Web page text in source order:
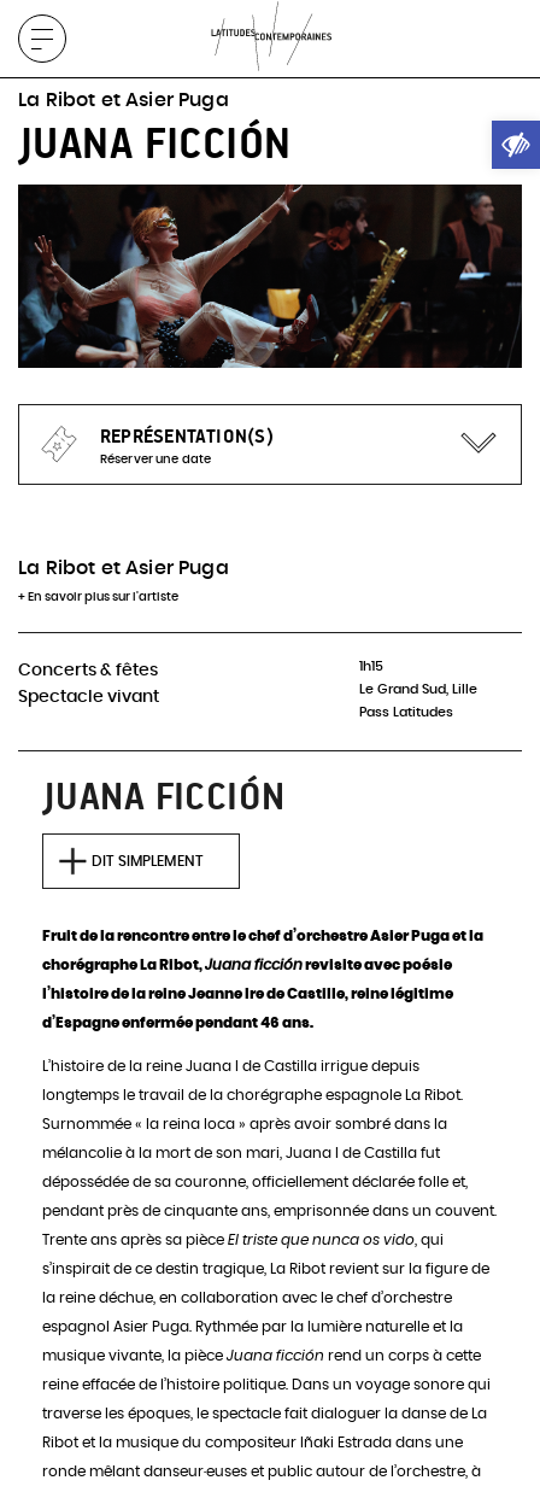
Afficher
le
menu
La Ribot et Asier Puga
JUANA FICCIÓN
REPRÉSENTATION(S)
Réserver une date
INFOS & RÉSERVATIONS
La Ribot et Asier Puga
+ En savoir plus sur l'artiste
Concerts & fêtes
Spectacle vivant
1h15
Le Grand Sud, Lille
Pass Latitudes
JUANA FICCIÓN
DIT SIMPLEMENT
Fruit de la rencontre entre le chef d’orchestre Asier Puga et la
chorégraphe La Ribot,Juana ficciónrevisite avec poésie
l’histoire de la reine Jeanne Ire de Castille, reine légitime
d’Espagne enfermée pendant 46 ans.
L’histoire de la reine Juana I de Castilla irrigue depuis
longtemps le travail de la chorégraphe espagnole La Ribot.
Surnommée « la reina loca » après avoir sombré dans la
mélancolie à la mort de son mari, Juana I de Castilla fut
dépossédée de sa couronne, officiellement déclarée folle et,
pendant près de cinquante ans, emprisonnée dans un couvent.
Trente ans après sa pièce El triste que nunca os vido , qui
s’inspirait de ce destin tragique, La Ribot revient sur la figure de
la reine déchue, en collaboration avec le chef d’orchestre
espagnol Asier Puga. Rythmée par la lumière naturelle et la
musique vivante, la pièce Juana ficción rend un corps à cette
reine effacée de l’histoire politique. Dans un voyage sonore qui
traverse les époques, le spectacle fait dialoguer la danse de La
Ribot et la musique du compositeur Iñaki Estrada dans une
ronde mêlant danseur·euses et public autour de l’orchestre, à